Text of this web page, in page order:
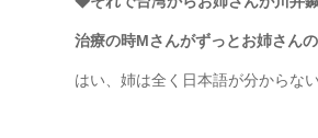
治療の時Mさんがずっとお姉さん
はい、姉は全く日本語が分からな